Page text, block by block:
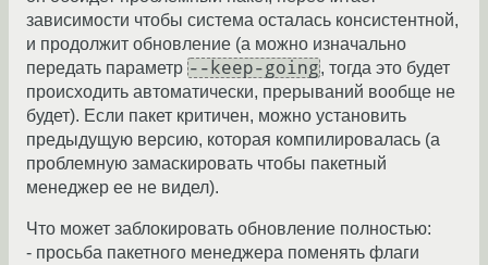
зависимости чтобы система осталась консистентной,
и продолжит обновление (а можно изначально
передать параметр --keep-going, тогда это будет
происходить автоматически, прерываний вообще не
будет). Если пакет критичен, можно установить
предыдущую версию, которая компилировалась (а
проблемную замаскировать чтобы пакетный
менеджер ее не видел).
Что может заблокировать обновление полностью:
- просьба пакетного менеджера поменять флаги